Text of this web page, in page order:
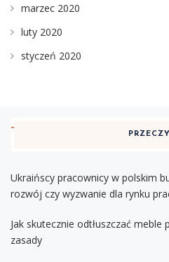
marzec 2020
luty 2020
styczeń 2020
Ukraińscy pracownicy w polskim
rozwój czy wyzwanie dla rynku
Jak skutecznie odtłuszczać
zasady